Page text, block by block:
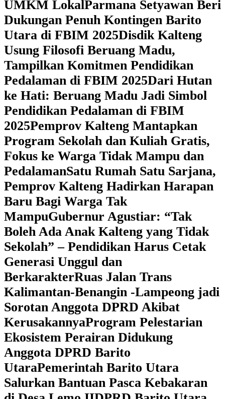
UMKM LokalParmana Setyawan Beri
Dukungan Penuh Kontingen Barito
Utara di FBIM 2025Disdik Kalteng
Usung Filosofi Beruang Madu,
Tampilkan Komitmen Pendidikan
Pedalaman di FBIM 2025‎Dari Hutan
ke Hati: Beruang Madu Jadi Simbol
Pendidikan Pedalaman di FBIM
2025‎Pemprov Kalteng Mantapkan
Program Sekolah dan Kuliah Gratis,
Fokus ke Warga Tidak Mampu dan
Pedalaman‎Satu Rumah Satu Sarjana,
Pemprov Kalteng Hadirkan Harapan
Baru Bagi Warga Tak
Mampu‎Gubernur Agustiar: “Tak
Boleh Ada Anak Kalteng yang Tidak
Sekolah” – Pendidikan Harus Cetak
Generasi Unggul dan
BerkarakterRuas Jalan Trans
Kalimantan-Benangin -Lampeong jadi
Sorotan Anggota DPRD Akibat
KerusakannyaProgram Pelestarian
Ekosistem Perairan Didukung
Anggota DPRD Barito
UtaraPemerintah Barito Utara
Salurkan Bantuan Pasca Kebakaran